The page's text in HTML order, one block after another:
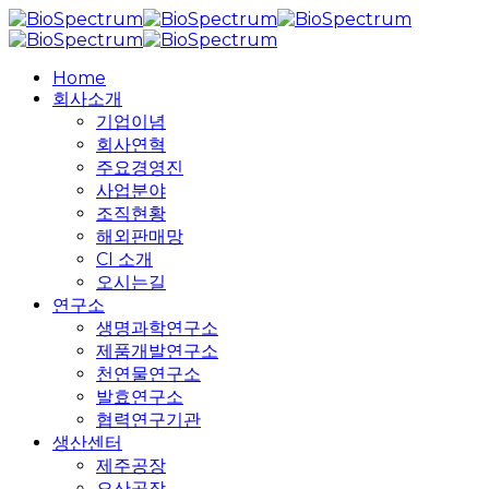
Skip
to
content
search
MenuHome
회사소개
기업이념
회사연혁
주요경영진
사업분야
조직현황
해외판매망
CI 소개
오시는길
연구소
생명과학연구소
제품개발연구소
천연물연구소
발효연구소
협력연구기관
생산센터
제주공장